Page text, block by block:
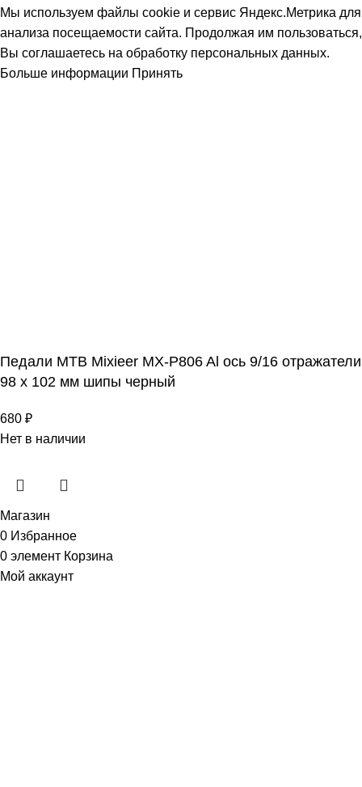
Мы используем файлы cookie и сервис Яндекс.Метрика для
анализа посещаемости сайта. Продолжая им пользоваться,
Вы соглашаетесь на обработку персональных данных.
Больше информации Принять
Педали МТВ Mixieer MX-P806 Al ось 9/16 отражатели
98 х 102 мм шипы черный
680 ₽
Нет в наличии
Магазин
0 Избранное
0 элемент Корзина
Мой аккаунт